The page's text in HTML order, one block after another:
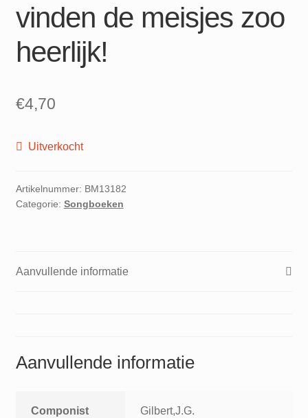
vinden de meisjes zoo
heerlijk!
€4,70
Uitverkocht
Artikelnummer: BM13182
Categorie: Songboeken
Aanvullende informatie
Aanvullende informatie
Componist Gilbert,J.G.